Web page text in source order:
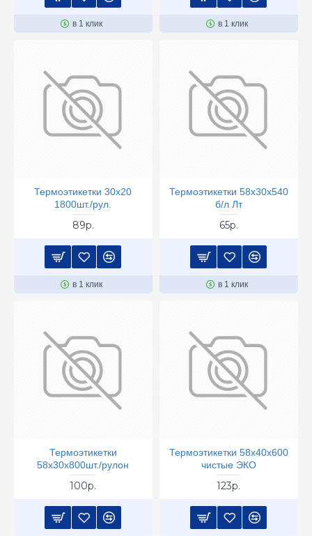
в 1 клик в 1 клик
Термоэтикетки 30х20
1800шт./рул.
89р.
в 1 клик
Термоэтикетки 58х30х540
б/л Лт
65р.
в 1 клик
Термоэтикетки
58х30х800шт./рулон
100р.
Термоэтикетки 58х40х600
чистые ЭКО
123р.